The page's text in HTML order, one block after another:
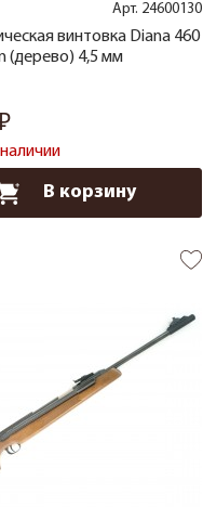
Арт. 24600130
винтовка Diana 460
(дерево) 4,5 мм
В корзину